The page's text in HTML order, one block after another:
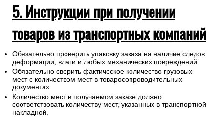
5. Инструкции при получении
товаров из транспортных компаний
Обязательно проверить упаковку заказа на наличие следов
деформации, влаги и любых механических повреждений.
Обязательно сверить фактическое количество грузовых
мест с количеством мест в товаросопроводительных
документах.
Количество мест в получаемом заказе должно
соответствовать количеству мест, указанных в транспортной
накладной.